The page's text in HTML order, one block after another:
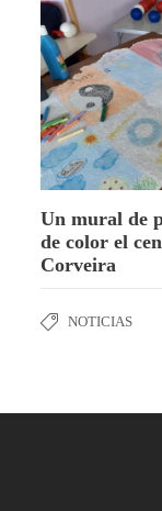
Un mural de
de color el
Corveira
NOTICIAS